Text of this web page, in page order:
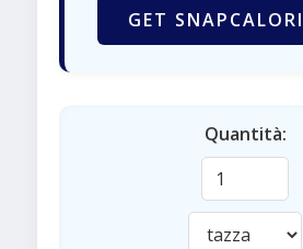
GET
Quantità: